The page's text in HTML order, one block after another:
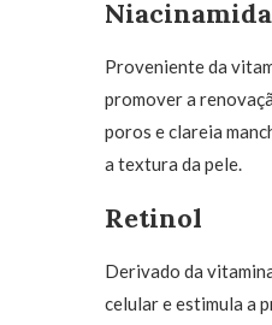
Niacinamida
Proveniente da
promover a
poros e clareia
a textura da pele.
Retinol
Derivado da
celular e estimula a